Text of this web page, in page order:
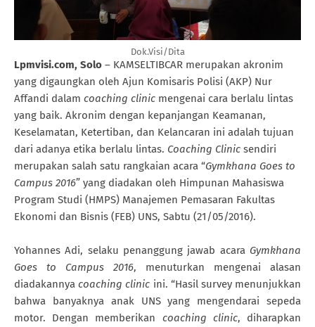
Dok.Visi/Dita
Lpmvisi.com, Solo – KAMSELTIBCAR merupakan akronim
yang digaungkan oleh Ajun Komisaris Polisi (AKP) Nur
Affandi dalam coaching clinic mengenai cara berlalu lintas
yang baik. Akronim dengan kepanjangan Keamanan,
Keselamatan, Ketertiban, dan Kelancaran ini adalah tujuan
dari adanya etika berlalu lintas. Coaching Clinic sendiri
merupakan salah satu rangkaian acara “Gymkhana Goes to
Campus 2016” yang diadakan oleh Himpunan Mahasiswa
Program Studi (HMPS) Manajemen Pemasaran Fakultas
Ekonomi dan Bisnis (FEB) UNS, Sabtu (21/05/2016).
Yohannes Adi, selaku penanggung jawab acara Gymkhana
Goes to Campus 2016, menuturkan mengenai alasan
diadakannyacoaching clinic ini. “Hasil survey menunjukkan
bahwa banyaknya anak UNS yang mengendarai sepeda
motor. Dengan memberikan coaching clinic, diharapkan